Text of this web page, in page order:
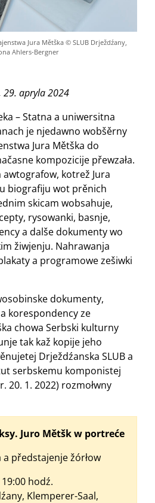
Jura Mětška © SLUB Drježdźany,
Ahlers-Bergner
29. apryla 2024
– Statna a uniwersitna
je njedawno wobšěrny
Jura Mětška do
kompozicije přewzała.
kotrež Jura
biografiju wot prěnich
skicam wobsahuje,
rysowanki, basnje,
a dalše dokumenty wo
žiwjenju. Nahrawanja
a programowe zešiwki
dokumenty,
korespondency ze
chowa Serbski kulturny
tak kaž kopije jeho
Drježdźanska SLUB a
serbskemu komponistej
20. 1. 2022) rozmołwny
Juro Mětšk w portreće
a předstajenje žórłow
hodź.
Klemperer-Saal,